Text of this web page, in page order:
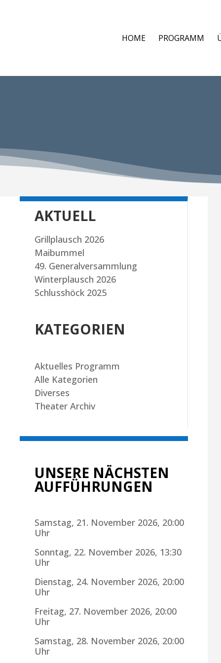
HOME PROGRAMM
AKTUELL
Grillplausch 2026
Maibummel
49. Generalversammlung
Winterplausch 2026
Schlusshöck 2025
KATEGORIEN
Aktuelles Programm
Alle Kategorien
Diverses
Theater Archiv
UNSERE NÄCHSTEN
AUFFÜHRUNGEN
Samstag, 21. November 2026, 20:00
Uhr
Sonntag, 22. November 2026, 13:30
Uhr
Dienstag, 24. November 2026, 20:00
Uhr
Freitag, 27. November 2026, 20:00
Uhr
Samstag, 28. November 2026, 20:00
Uhr